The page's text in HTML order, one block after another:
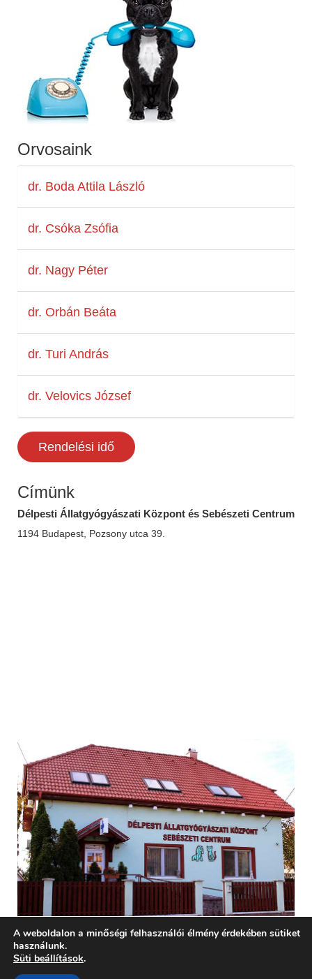
Orvosaink
dr. Boda Attila László
dr. Csóka Zsófia
dr. Nagy Péter
dr. Orbán Beáta
dr. Turi András
dr. Velovics József
Rendelési idő
Címünk
Délpesti Állatgyógyászati Központ és Sebészeti Centrum
1194 Budapest, Pozsony utca 39.
A weboldalon a minőségi felhasználói élmény érdekében sütiket
használunk.
Süti beállítások.